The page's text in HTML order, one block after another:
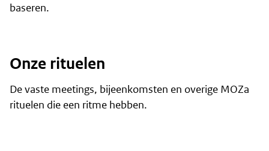
baseren.
Onze rituelen
De vaste meetings, bijeenkomsten en overige MOZa
rituelen die een ritme hebben.